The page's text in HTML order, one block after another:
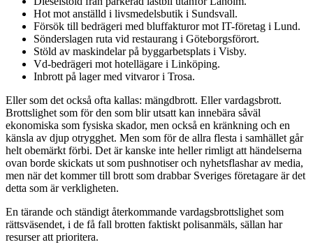
Hot mot anställd i livsmedelsbutik i Sundsvall.
Försök till bedrägeri med bluffakturor mot IT-företag i Lund.
Sönderslagen ruta vid restaurang i Göteborgsförort.
Stöld av maskindelar på byggarbetsplats i Visby.
Vd-bedrägeri mot hotellägare i Linköping.
Inbrott på lager med vitvaror i Trosa.
Eller som det också ofta kallas: mängdbrott. Eller vardagsbrott.
Brottslighet som för den som blir utsatt kan innebära såväl
ekonomiska som fysiska skador, men också en kränkning och en
känsla av djup otrygghet. Men som för de allra flesta i samhället går
helt obemärkt förbi. Det är kanske inte heller rimligt att händelserna
ovan borde skickats ut som pushnotiser och nyhetsflashar av media,
men när det kommer till brott som drabbar Sveriges företagare är det
detta som är verkligheten.
En tärande och ständigt återkommande vardagsbrottslighet som
rättsväsendet, i de få fall brotten faktiskt polisanmäls, sällan har
resurser att prioritera.